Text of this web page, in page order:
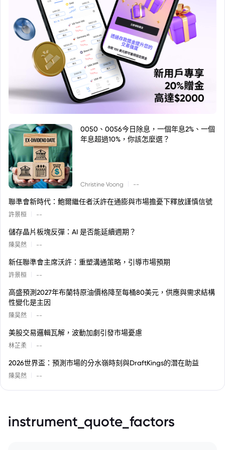
0050、0056今日除息，一個年息2%、一個
年息超過10%，你該怎麼選？
Christine Voong --
聯準會新時代：鮑爾繼任者沃許在通膨與市場擔憂下釋放謹慎信號
許景桓 --
儲存晶片板塊反彈：AI 是否能延續週期？
陳昊然 --
新任聯準會主席沃許：重塑溝通策略，引導市場預期
許景桓 --
高盛預測2027年布蘭特原油價格降至每桶80美元，供應與需求結構
性變化是主因
陳昊然 --
美股交易邏輯瓦解，波動加劇引發市場憂慮
林芷柔 --
2026世界盃：預測市場的分水嶺時刻與DraftKings的潛在助益
陳昊然 --
instrument_quote_factors